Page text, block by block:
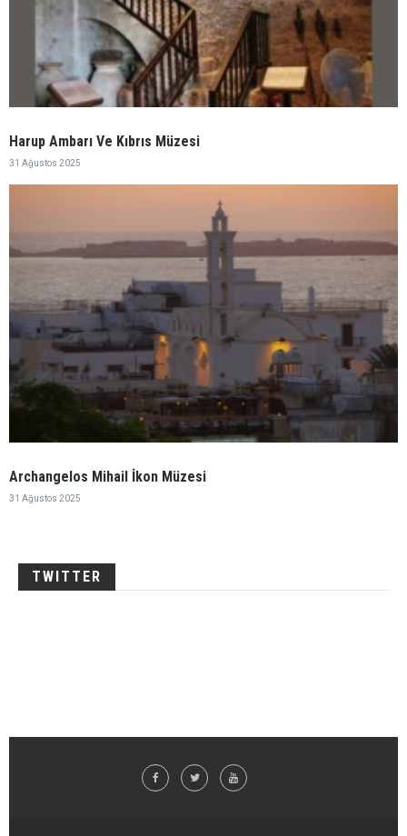
Harup Ambarı Ve Kıbrıs Müzesi
31 Ağustos 2025
Archangelos Mihail İkon Müzesi
31 Ağustos 2025
TWITTER